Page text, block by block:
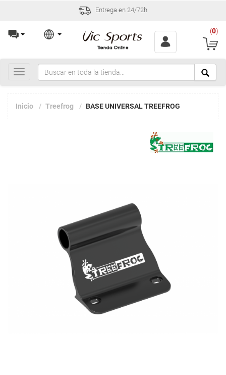
Entrega en 24/72h
(0)
Toggle
navigation
Inicio Treefrog BASE UNIVERSAL TREEFROG